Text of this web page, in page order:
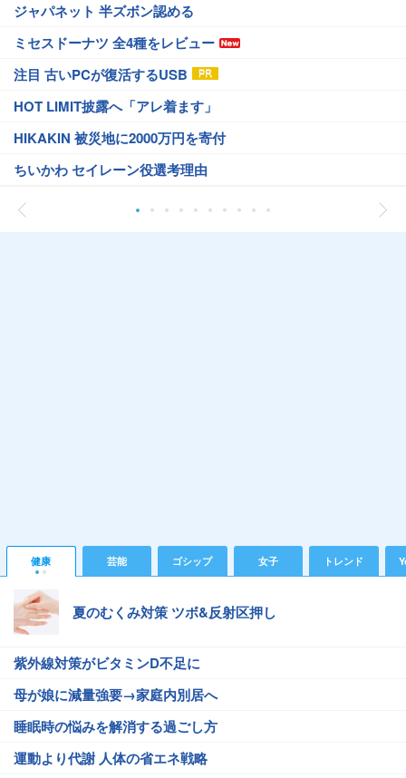
ジャパネット 半ズボン認める
ミセスドーナツ 全4種をレビュー
注目 古いPCが復活するUSB
HOT LIMIT披露へ「アレ着ます」
HIKAKIN 被災地に2000万円を寄付
ちいかわ セイレーン役選考理由
健康 芸能 ゴシップ 女子 トレンド
夏のむくみ対策 ツボ&反射区押し
紫外線対策がビタミンD不足に
母が娘に減量強要→家庭内別居へ
睡眠時の悩みを解消する過ごし方
運動より代謝 人体の省エネ戦略